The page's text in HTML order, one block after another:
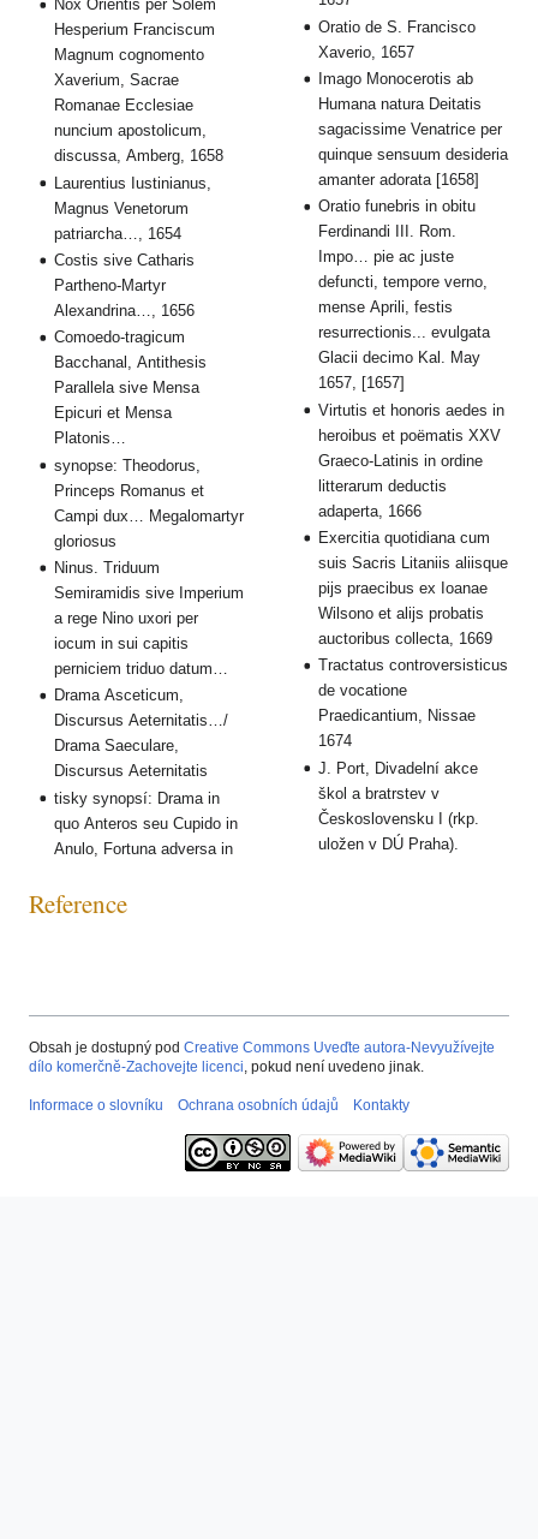
Nox Orientis per Solem
Hesperium Franciscum
Magnum cognomento
Xaverium, Sacrae
Romanae Ecclesiae
nuncium apostolicum,
discussa, Amberg, 1658
Laurentius Iustinianus,
Magnus Venetorum
patriarcha…, 1654
Costis sive Catharis
Partheno-Martyr
Alexandrina…, 1656
Comoedo-tragicum
Bacchanal, Antithesis
Parallela sive Mensa
Epicuri et Mensa
Platonis…
synopse: Theodorus,
Princeps Romanus et
Campi dux… Megalomartyr
gloriosus
Ninus. Triduum
Semiramidis sive Imperium
a rege Nino uxori per
iocum in sui capitis
perniciem triduo datum…
Drama Asceticum,
Discursus Aeternitatis…/
Drama Saeculare,
Discursus Aeternitatis
tisky synopsí: Drama in
quo Anteros seu Cupido in
Anulo, Fortuna adversa in
Oratio de S. Francisco
Xaverio, 1657
Imago Monocerotis ab
Humana natura Deitatis
sagacissime Venatrice per
quinque sensuum desideria
amanter adorata [1658]
Oratio funebris in obitu
Ferdinandi III. Rom.
Impo… pie ac juste
defuncti, tempore verno,
mense Aprili, festis
resurrectionis... evulgata
Glacii decimo Kal. May
1657, [1657]
Virtutis et honoris aedes in
heroibus et poëmatis XXV
Graeco-Latinis in ordine
litterarum deductis
adaperta, 1666
Exercitia quotidiana cum
suis Sacris Litaniis aliisque
pijs praecibus ex Ioanae
Wilsono et alijs probatis
auctoribus collecta, 1669
Tractatus controversisticus
de vocatione
Praedicantium, Nissae
1674
J. Port, Divadelní akce
škol a bratrstev v
Československu I (rkp.
uložen v DÚ Praha).
Reference
Obsah je dostupný pod Creative Commons Uveďte autora-Nevyužívejte
dílo komerčně-Zachovejte licenci, pokud není uvedeno jinak.
Informace o slovníku Ochrana osobních údajů Kontakty